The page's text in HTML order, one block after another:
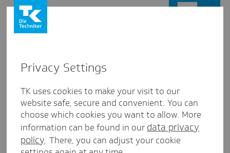
Start
Gründungsphase
überhaupt?
Miriam Voß | 22.05.2026
Privacy Settings
TK uses cookies to make your visit to our
website safe, secure and convenient. You can
choose which cookies you want to allow. More
information can be found in our data privacy
policy. There, you can adjust your cookie